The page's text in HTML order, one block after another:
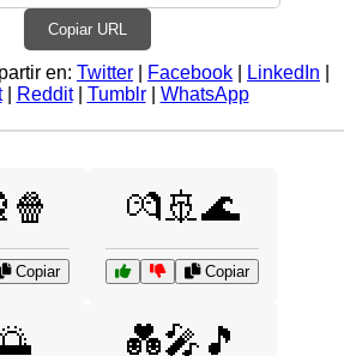
Copiar URL
en: Twitter Facebook LinkedIn
| Reddit| Tumblr| WhatsApp
Copiar
💏🚢🌊
Copiar
💑🎤🎵